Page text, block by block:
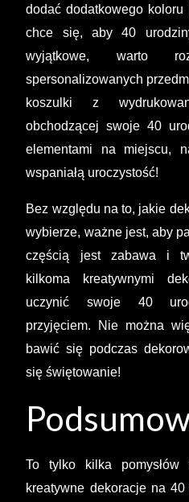
dodać dodatkowego koloru
chce się, aby 40
wyjątkowe, warto
spersonalizowanych
koszulki z
obchodzącej swoje 40
elementami na miejscu,
wspaniałą uroczystość!
Bez względu na to, jakie
wybierze, ważne jest, aby
częścią jest zabawa i
kilkoma kreatywnymi
uczynić swoje 40
przyjęciem. Nie można
bawić się podczas
się świętowanie!
To tylko kilka
kreatywne dekoracje na